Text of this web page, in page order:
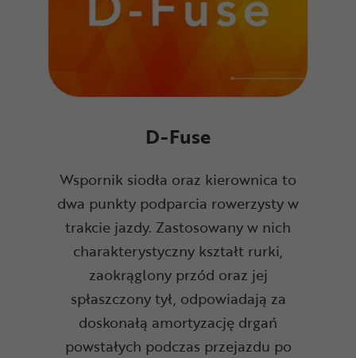
D-Fuse
Wspornik siodła oraz kierownica to
dwa punkty podparcia rowerzysty w
trakcie jazdy. Zastosowany w nich
charakterystyczny kształt rurki,
zaokrąglony przód oraz jej
spłaszczony tył, odpowiadają za
doskonałą amortyzację drgań
powstałych podczas przejazdu po